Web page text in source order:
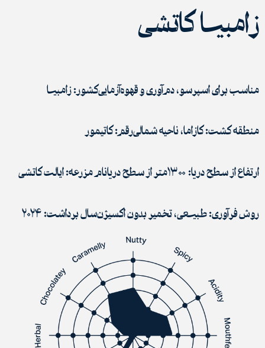
زامبیا کاتشی
مناسب برای اسپرسو، دم‌آوری و قهوه‌آزماییکشور: زامبیا
منطقه کشت: کازاما، ناحیه شمالیرقم: کاتیمور
ارتفاع از سطح دریا: ۱۳۰۰متر از سطح دریا نام مزرعه: ایالت کاتشی
روش فرآوری: طبیعی، تخمیر بدون اکسیژنسال برداشت: ۲۰۲۴